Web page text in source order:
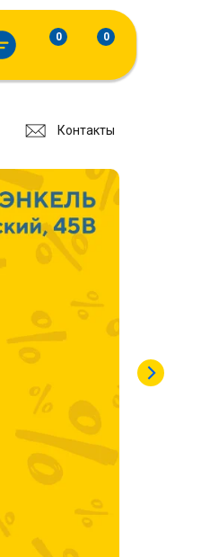
0
0
Контакты